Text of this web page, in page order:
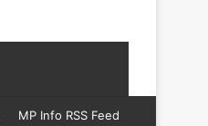
MP Info RSS Feed